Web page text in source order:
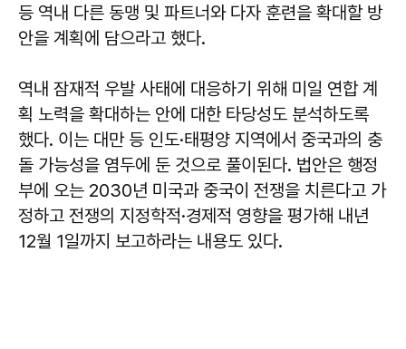
등 역내 다른 동맹 및 파트너와 다자 훈련을 확대할 방
안을 계획에 담으라고 했다.
역내 잠재적 우발 사태에 대응하기 위해 미일 연합 계
획 노력을 확대하는 안에 대한 타당성도 분석하도록
했다. 이는 대만 등 인도·태평양 지역에서 중국과의 충
돌 가능성을 염두에 둔 것으로 풀이된다. 법안은 행정
부에 오는 2030년 미국과 중국이 전쟁을 치른다고 가
정하고 전쟁의 지정학적·경제적 영향을 평가해 내년
12월 1일까지 보고하라는 내용도 있다.